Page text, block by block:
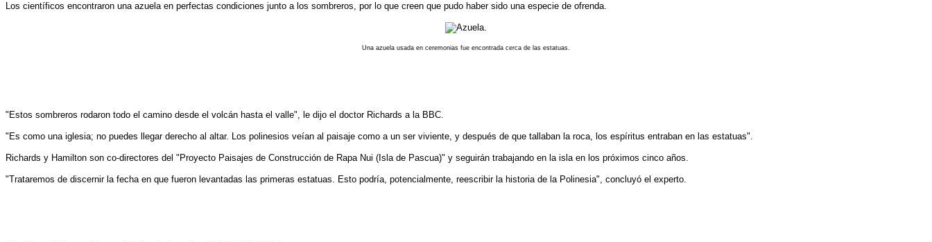
Los científicos encontraron una azuela en perfectas condiciones junto a los sombreros, por lo que creen que pudo haber sido una especie de ofrenda.
Una azuela usada en ceremonias fue encontrada cerca de las estatuas.
"Estos sombreros rodaron todo el camino desde el volcán hasta el valle", le dijo el doctor Richards a la BBC.
"Es como una iglesia; no puedes llegar derecho al altar. Los polinesios veían al paisaje como a un ser viviente, y después de que tallaban la roca, los espíritus entraban en las estatuas".
Richards y Hamilton son co-directores del "Proyecto Paisajes de Construcción de Rapa Nui (Isla de Pascua)" y seguirán trabajando en la isla en los próximos cinco años.
"Trataremos de discernir la fecha en que fueron levantadas las primeras estatuas. Esto podría, potencialmente, reescribir la historia de la Polinesia", concluyó el experto.